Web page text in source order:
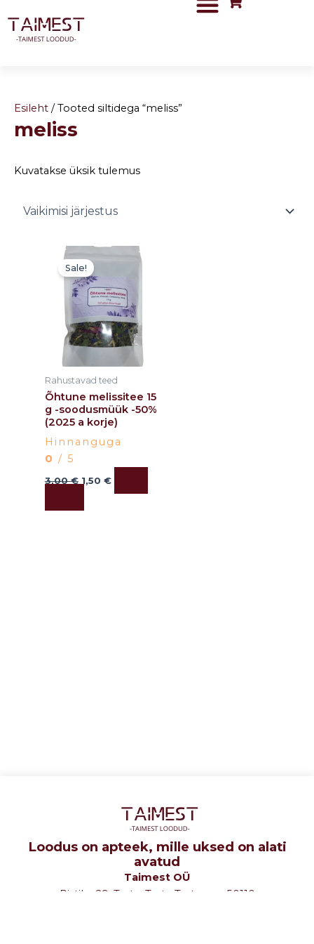
content
Esileht / Tooted siltidega “meliss”
meliss
Kuvatakse üksik tulemus
Sale!
Rahustavad teed
Õhtune melissitee 15
g -soodusmüük -50%
(2025 a korje)
Hinnanguga
0 / 5
3,00€
Algne
hind
oli:
3,00 €.
1,50 €
Current
1,50 €.
Loodus on apteek, mille uksed on alati
avatud
Taimest OÜ
Ristiku 29, Tartu, Tartu Tartumaa 50110